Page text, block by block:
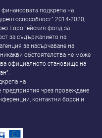
подкрепа на
2014-2020,
Европейския фонд за
за съдържанието на
за насърчаване на
обстоятелства не може
официалното становище на
на
предприятия чрез провеждане
контактни борси и